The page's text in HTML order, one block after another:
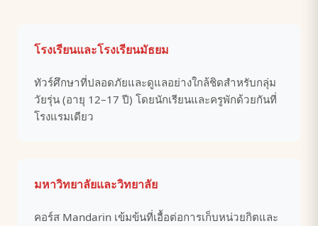
โรงเรียนและโรงเรียนมัธยม
ทัวร์ศึกษาที่ปลอดภัยและดูแลอย่างใกล้ชิดสำหรับกลุ่ม
วัยรุ่น (อายุ 12–17 ปี) โดยนักเรียนและครูพักด้วยกันที่
โรงแรมเดียว
มหาวิทยาลัยและวิทยาลัย
คอร์ส Mandarin เข้มข้นที่เอื้อต่อการเก็บหน่วยกิตและ